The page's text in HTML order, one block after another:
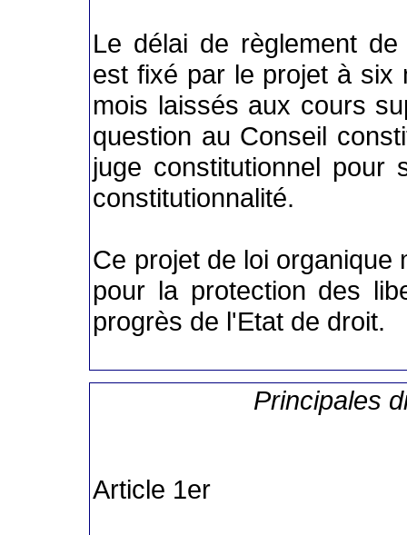
Le délai de règlement
est fixé par le projet à six
mois laissés aux cours
question au Conseil
juge constitutionnel pour
constitutionnalité.
Ce projet de loi organique
pour la protection des
progrès de l'Etat de droit.
Principales
Article 1er